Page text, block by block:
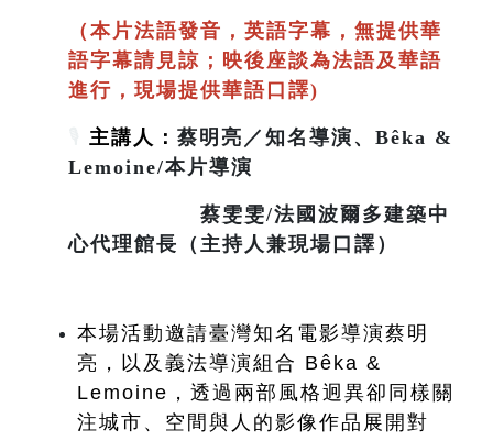
（本片法語發音，英語字幕，無提供華
語字幕請見諒；映後座談為法語及華語
進行，現場提供華語口譯)
主講人： 蔡明亮／知名導演、Bêka &
Lemoine/本片導演
蔡雯雯/法國波爾多建築中
心代理館長（主持人兼現場口譯）
本場活動邀請臺灣知名電影導演蔡明
亮，以及義法導演組合 Bêka &
Lemoine，透過兩部風格迥異卻同樣關
注城市、空間與人的影像作品展開對